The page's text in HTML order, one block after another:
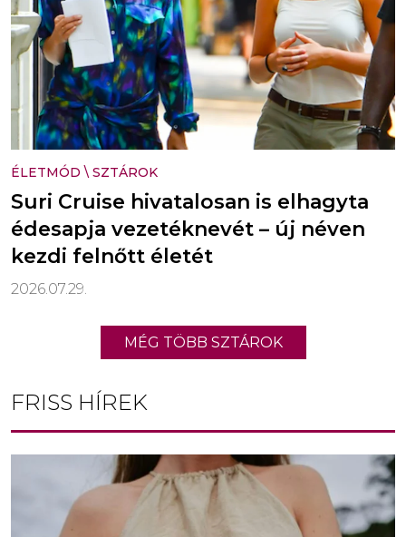
ÉLETMÓD \ SZTÁROK
Suri Cruise hivatalosan is elhagyta
édesapja vezetéknevét – új néven
kezdi felnőtt életét
2026.07.29.
MÉG TÖBB SZTÁROK
FRISS HÍREK